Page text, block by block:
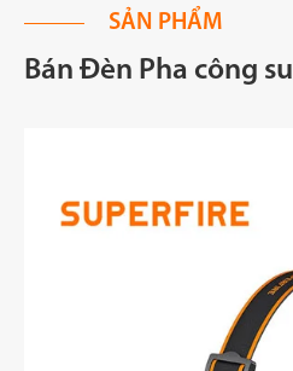
SẢN PHẨM
Bán Đèn Pha công